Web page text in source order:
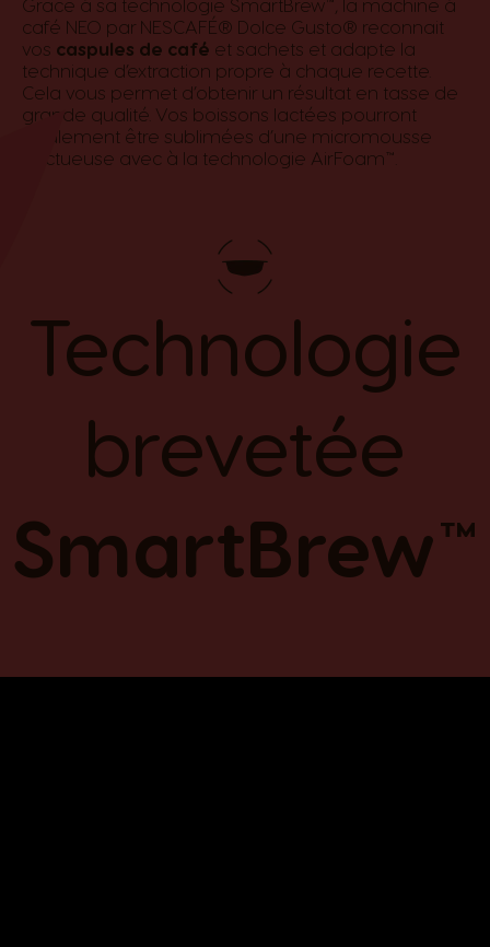
café NEO par NESCAFÉ® Dolce Gusto® reconnait
vos caspules de café et sachets et adapte la
technique d’extraction propre à chaque recette.
Cela vous permet d’obtenir un résultat en tasse de
grande qualité. Vos boissons lactées pourront
également être sublimées d’une micromousse
onctueuse avec à la technologie AirFoam™.
Technologie
brevetée
SmartBrew™